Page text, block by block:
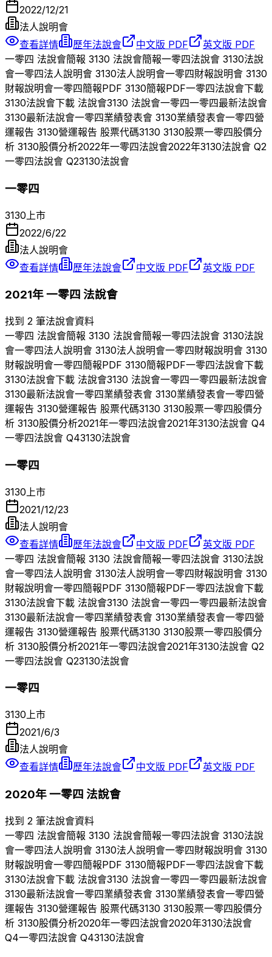
2022/12/21
法人說明會
查看詳情
歷年法說會 中文版 PDF
英文版 PDF
一零四 法說會簡報 3130 法說會簡報一零四法說會 3130法說
會一零四法人說明會 3130法人說明會一零四財報說明會 3130
財報說明會一零四簡報PDF 3130簡報PDF一零四法說會下載
3130法說會下載 法說會3130 法說會一零四一零四最新法說會
3130最新法說會一零四業績發表會 3130業績發表會一零四營
運報告 3130營運報告 股票代碼3130 3130股票一零四股價分
析 3130股價分析2022年一零四法說會2022年3130法說會 Q2
一零四法說會 Q23130法說會
一零四
3130 上市
2022/6/22
法人說明會
查看詳情
歷年法說會 中文版 PDF 英文版 PDF
2021年一零四 法說會
找到 2 筆法說會資料
一零四 法說會簡報 3130 法說會簡報一零四法說會 3130法說
會一零四法人說明會 3130法人說明會一零四財報說明會 3130
財報說明會一零四簡報PDF 3130簡報PDF一零四法說會下載
3130法說會下載 法說會3130 法說會一零四一零四最新法說會
3130最新法說會一零四業績發表會 3130業績發表會一零四營
運報告 3130營運報告 股票代碼3130 3130股票一零四股價分
析 3130股價分析2021年一零四法說會2021年3130法說會 Q4
一零四法說會 Q43130法說會
一零四
3130 上市
2021/12/23
法人說明會
查看詳情
歷年法說會 中文版 PDF
英文版 PDF
一零四 法說會簡報 3130 法說會簡報一零四法說會 3130法說
會一零四法人說明會 3130法人說明會一零四財報說明會 3130
財報說明會一零四簡報PDF 3130簡報PDF一零四法說會下載
3130法說會下載 法說會3130 法說會一零四一零四最新法說會
3130最新法說會一零四業績發表會 3130業績發表會一零四營
運報告 3130營運報告 股票代碼3130 3130股票一零四股價分
析 3130股價分析2021年一零四法說會2021年3130法說會 Q2
一零四法說會 Q23130法說會
一零四
3130上市
2021/6/3
法人說明會
查看詳情
歷年法說會 中文版 PDF 英文版 PDF
2020年一零四 法說會
找到 2 筆法說會資料
一零四 法說會簡報 3130 法說會簡報一零四法說會 3130法說
會一零四法人說明會 3130法人說明會一零四財報說明會 3130
財報說明會一零四簡報PDF 3130簡報PDF一零四法說會下載
3130法說會下載 法說會3130 法說會一零四一零四最新法說會
3130最新法說會一零四業績發表會 3130業績發表會一零四營
運報告 3130營運報告 股票代碼3130 3130股票一零四股價分
析 3130股價分析2020年一零四法說會2020年3130法說會
Q4一零四法說會 Q43130法說會